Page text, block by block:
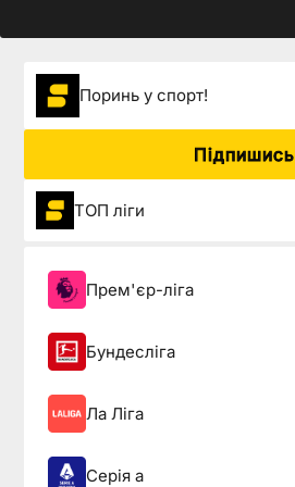
Поринь у спорт!
Підпишись
ТОП ліги
Прем'єр-ліга
Бундесліга
Ла Ліга
Серія а